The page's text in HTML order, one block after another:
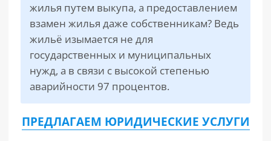
жилья путем выкупа, а предоставлением
взамен жилья даже собственникам? Ведь
жильё изымается не для
государственных и муниципальных
нужд, а в связи с высокой степенью
аварийности 97 процентов.
ПРЕДЛАГАЕМ ЮРИДИЧЕСКИЕ УСЛУГИ